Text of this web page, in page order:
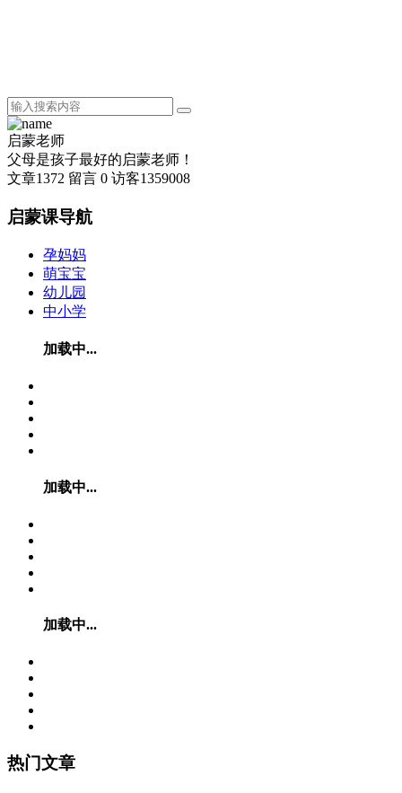
启蒙老师
父母是孩子最好的启蒙老师！
文章1372 留言 0 访客1359008
启蒙课导航
孕妈妈
萌宝宝
幼儿园
中小学
加载中...
加载中...
加载中...
热门文章